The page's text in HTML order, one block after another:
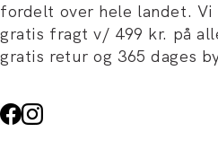
fordelt over hele landet.
gratis fragt v/ 499 kr. på
gratis retur og 365 dages